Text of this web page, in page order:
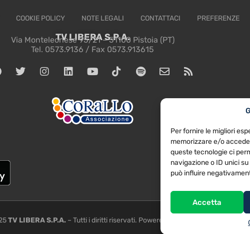
Per fornire le migliori
memorizzare e/o
queste tecnologie ci
navigazione o ID unici
può influire
Accetta
COOKIE POLICY NOTE LEGALI CONTATTACI PREFERENZE
TV LIBERA S.P.A.
Via Monteleonese 95/21 – 51100 Pistoia (PT)
Tel. 0573.9136 / Fax 0573.913615
TV LIBERA S.P.A.– Tutti i diritti riservati. Powered by